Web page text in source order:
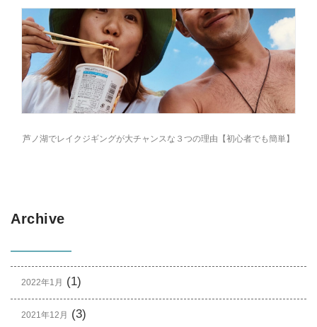
芦ノ湖でレイクジギングが大チャンスな３つの理由【初心者でも簡単】
Archive
2022年1月 (1)
2021年12月 (3)